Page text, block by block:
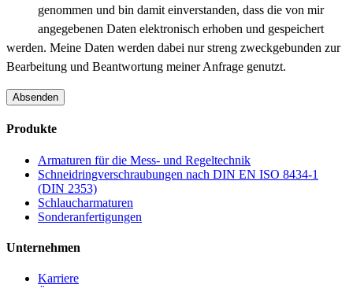
genommen und bin damit einverstanden, dass die von mir
angegebenen Daten elektronisch erhoben und gespeichert
werden. Meine Daten werden dabei nur streng zweckgebunden zur
Bearbeitung und Beantwortung meiner Anfrage genutzt.
Absenden
Produkte
Armaturen für die Mess- und Regeltechnik
Schneidringverschraubungen nach DIN EN ISO 8434-1
(DIN 2353)
Schlaucharmaturen
Sonderanfertigungen
Unternehmen
Karriere